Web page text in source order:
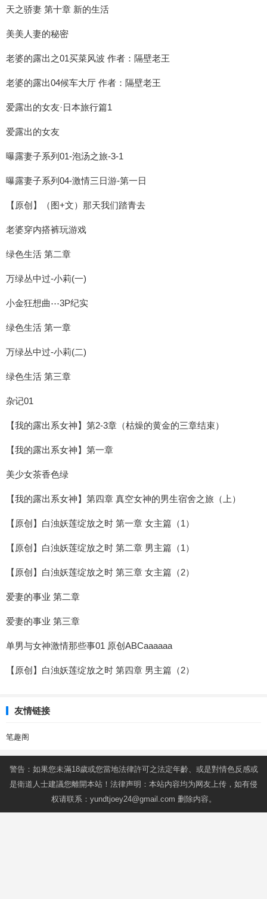
天之骄妻 第十章 新的生活
美美人妻的秘密
老婆的露出之01买菜风波 作者：隔壁老王
老婆的露出04候车大厅 作者：隔壁老王
爱露出的女友·日本旅行篇1
爱露出的女友
曝露妻子系列01-泡汤之旅-3-1
曝露妻子系列04-激情三日游-第一日
【原创】（图+文）那天我们踏青去
老婆穿内搭裤玩游戏
绿色生活 第二章
万绿丛中过-小莉(一)
小金狂想曲⋯3P纪实
绿色生活 第一章
万绿丛中过-小莉(二)
绿色生活 第三章
杂记01
【我的露出系女神】第2-3章（枯燥的黄金的三章结束）
【我的露出系女神】第一章
美少女茶香色绿
【我的露出系女神】第四章 真空女神的男生宿舍之旅（上）
【原创】白浊妖莲绽放之时 第一章 女主篇（1）
【原创】白浊妖莲绽放之时 第二章 男主篇（1）
【原创】白浊妖莲绽放之时 第三章 女主篇（2）
爱妻的事业 第二章
爱妻的事业 第三章
单男与女神激情那些事01 原创ABCaaaaaa
【原创】白浊妖莲绽放之时 第四章 男主篇（2）
友情链接
笔趣阁
警告：如果您未滿18歲或您當地法律許可之法定年齡、或是對情色反感或
是衛道人士建議您離開本站！法律声明：本站内容均为网友上传，如有侵
权请联系： yundtjoey24@gmail.com 删除内容。